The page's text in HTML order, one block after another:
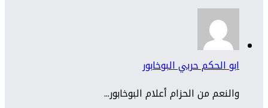
ابو الحكم حربي البوخابور
والنعم من الحزام أعلام البوخابور...